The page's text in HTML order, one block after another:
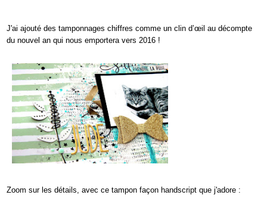
J'ai ajouté des tamponnages chiffres comme un clin d’œil au décompte
du nouvel an qui nous emportera vers 2016 !
Zoom sur les détails, avec ce tampon façon handscript que j'adore :